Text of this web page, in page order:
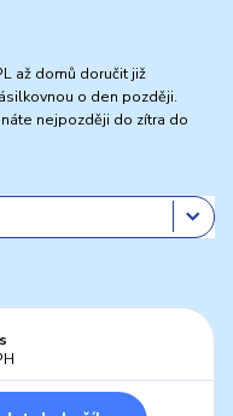
až domů doručit již
o den později.
nejpozději do zítra do